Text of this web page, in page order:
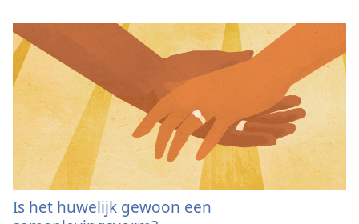
Is het huwelijk gewoon een